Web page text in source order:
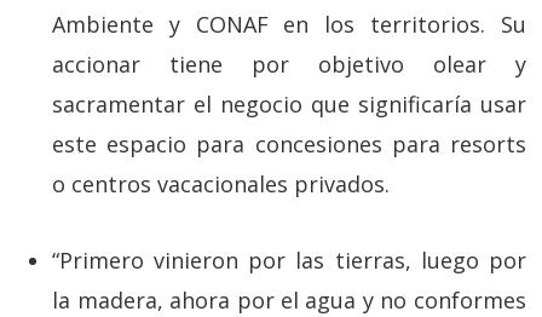
Ambientey CONAF en los territorios.
Su
accionar tiene por objetivo
olear y
sacramentar el negocio que significaría usar
este espacio para concesiones para resorts
o centros vacacionales privados.
“Primero vinieron por las tierras, luego por
la madera, ahora por el agua y no conformes